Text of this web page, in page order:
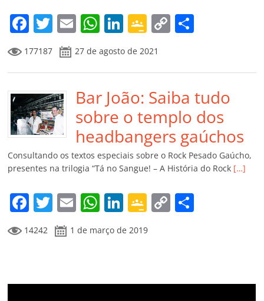
m
F
a
c
e
b
o
o
k
T
w
itt
er
E
m
ai
l
W
at
s
A
p
p
Li
n
k
e
dI
n
G
o
o
gl
e
Cl
a
ss
ro
o
m
C
y
Li
n
k
p
ar
til
h
ar
177187 27 de agosto de 2021
Bar João: Saiba tudo
sobre o templo dos
headbangers gaúchos
Consultando os textos especiais sobre o Rock Pesado Gaúcho,
presentes na trilogia “Tá no Sangue! – A História do Rock […]
F
a
c
b
T
w
itt
E
m
ai
W
at
A
Li
n
k
dI
G
o
e
C
Li ar
14242 1 de março de 2019